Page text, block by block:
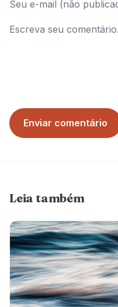
Enviar comentário
Leia também